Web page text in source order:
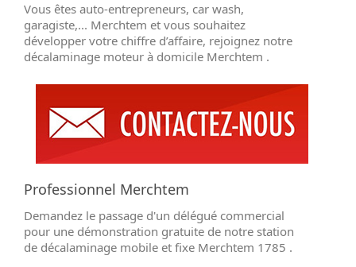
Vous êtes auto-entrepreneurs, car wash,
garagiste,... Merchtem et vous souhaitez
développer votre chiffre d’affaire, rejoignez notre
décalaminage moteur à domicile Merchtem .
Professionnel Merchtem
Demandez le passage d'un délégué commercial
pour une démonstration gratuite de notre station
de décalaminage mobile et fixe Merchtem 1785 .